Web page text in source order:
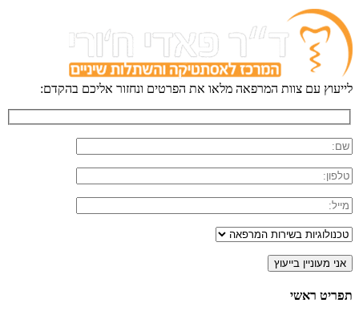
לייעוץ עם צוות המרפאה מלאו את הפרטים ונחזור אליכם בהקדם:
תפריט ראשי